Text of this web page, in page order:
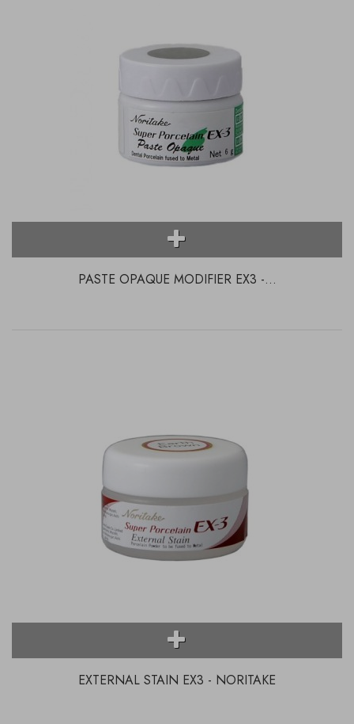
PASTE OPAQUE MODIFIER EX3 -...
EXTERNAL STAIN EX3 - NORITAKE